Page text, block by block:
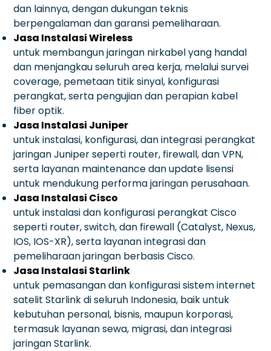
dan lainnya, dengan dukungan teknis
berpengalaman dan garansi pemeliharaan.
Jasa Instalasi Wireless
untuk membangun jaringan nirkabel yang handal
dan menjangkau seluruh area kerja, melalui survei
coverage, pemetaan titik sinyal, konfigurasi
perangkat, serta pengujian dan perapian kabel
fiber optik.
Jasa Instalasi Juniper
untuk instalasi, konfigurasi, dan integrasi perangkat
jaringan Juniper seperti router, firewall, dan VPN,
serta layanan maintenance dan update lisensi
untuk mendukung performa jaringan perusahaan.
Jasa Instalasi Cisco
untuk instalasi dan konfigurasi perangkat Cisco
seperti router, switch, dan firewall (Catalyst, Nexus,
IOS, IOS-XR), serta layanan integrasi dan
pemeliharaan jaringan berbasis Cisco.
Jasa Instalasi Starlink
untuk pemasangan dan konfigurasi sistem internet
satelit Starlink di seluruh Indonesia, baik untuk
kebutuhan personal, bisnis, maupun korporasi,
termasuk layanan sewa, migrasi, dan integrasi
jaringan Starlink.